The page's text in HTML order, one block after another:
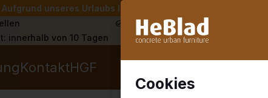
Aufgrund unseres Urlaubs liefern wir von Woche 31 bis
Cookies
Schon mehr als 30.000
innerhalb von 10 Tagen
KontaktHGF